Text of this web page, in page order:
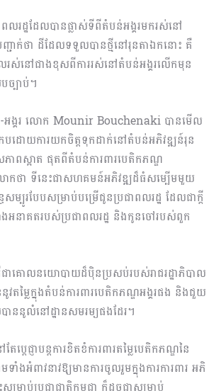
លរដ្ឋដែលបានផ្លាស់ទីពីតំបន់អង្គរមករស់នៅ
ជាក់ថា ដីដែលទទួលបានថ្មីនៅរុនតាឯកនោះ គឺ
ស់នៅជាងខុសពីការរស់នៅតំបន់អង្គរលើកមុន
ច្បាប់។
ង្គរ លោក Mounir Bouchenaki បានមើល
ដោយការយកចិត្តទុកដាក់នៅតំបន់អភិវឌ្ឍន៍រុន
ាពស្អាត ផុតពីតំបន់ការពារបេតិកភណ្ឌ
កថា ទីនេះជាសហគមន៍អភិវឌ្ឍដ៏ធំសម្បើមមួយ
ធសម្បូរបែបសម្រាប់បម្រើជូនប្រជាពលរដ្ឋ ដែលជាក្ដី
ងអនាគតរបស់ប្រជាពលរដ្ឋ និងកូនចៅរបស់ពួក
គោលនយោបាយដ៏ប៉ិនប្រសប់របស់រាជរដ្ឋាភិបាល
នូវតម្លៃក្នុងតំបន់ការពារបេតិកភណ្ឌអង្គរផង និងជួយ
ាននូលំនៅដ្ឋានសមរម្យផងដែរ។
ែប្ដេជ្ញាបន្តការខិតខំការពារតម្លៃបេតិកភណ្ឌនៃ
ាំងអំពាវនាវឱ្យមានការចូលរួមក្នុងការការពារ អភិ